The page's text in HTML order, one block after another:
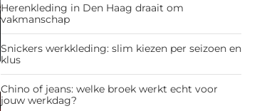
Herenkleding in Den Haag draait om
vakmanschap
Snickers werkkleding: slim kiezen per seizoen en
klus
Chino of jeans: welke broek werkt echt voor
jouw werkdag?